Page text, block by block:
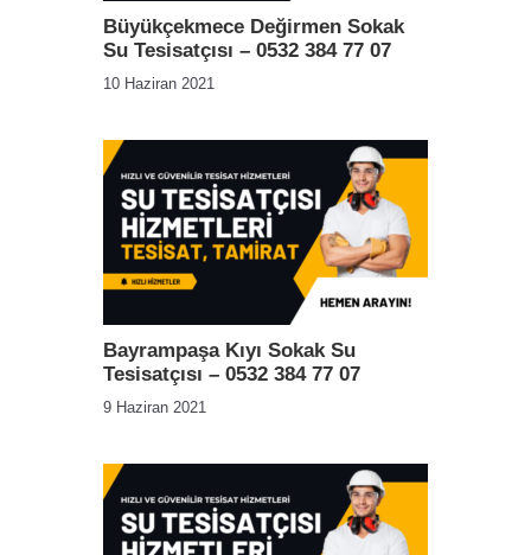
Büyükçekmece Değirmen Sokak
Su Tesisatçısı – 0532 384 77 07
10 Haziran 2021
Bayrampaşa Kıyı Sokak Su
Tesisatçısı – 0532 384 77 07
9 Haziran 2021